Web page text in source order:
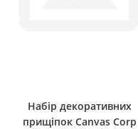
Набір декоративних
прищіпок Canvas Corp